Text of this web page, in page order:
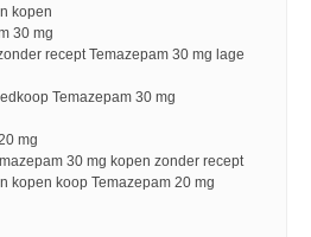
kopen
30 mg
recept Temazepam 30 mg lage
Temazepam 30 mg
mg
30 mg kopen zonder recept
kopen koop Temazepam 20 mg